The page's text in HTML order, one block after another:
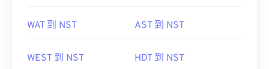
WAT 到 NST AST 到 NST
WEST 到 NST HDT 到 NST